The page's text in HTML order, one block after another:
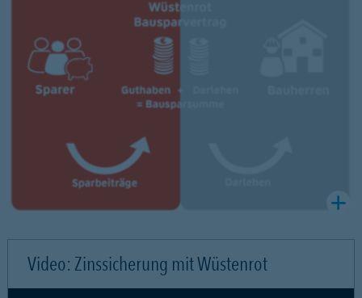
Video: Zinssicherung mit Wüstenrot